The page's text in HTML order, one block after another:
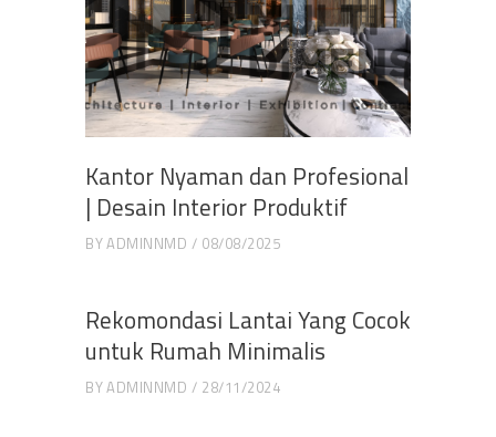
Kantor Nyaman dan Profesional
| Desain Interior Produktif
BYADMINNMD 08/08/2025
Rekomondasi Lantai Yang Cocok
untuk Rumah Minimalis
BYADMINNMD 28/11/2024